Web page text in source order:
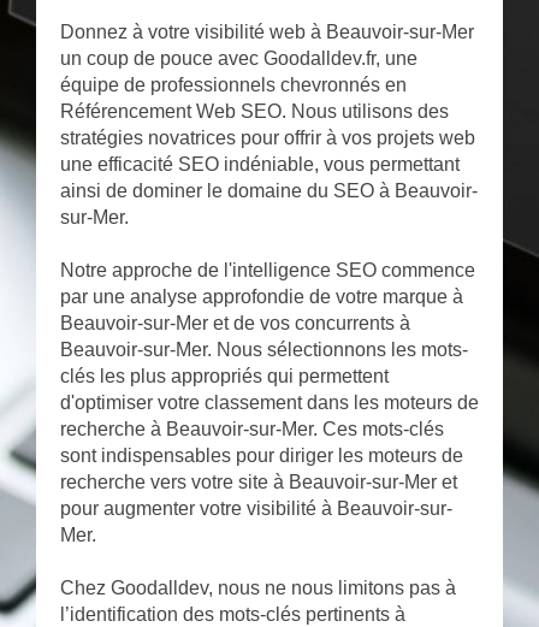
Donnez à votre visibilité web à Beauvoir-sur-Mer
un coup de pouce avec Goodalldev.fr, une
équipe de professionnels chevronnés en
Référencement Web SEO. Nous utilisons des
stratégies novatrices pour offrir à vos projets web
une efficacité SEO indéniable, vous permettant
ainsi de dominer le domaine du SEO à Beauvoir-
sur-Mer.
Notre approche de l'intelligence SEO commence
par une analyse approfondie de votre marque à
Beauvoir-sur-Mer et de vos concurrents à
Beauvoir-sur-Mer. Nous sélectionnons les mots-
clés les plus appropriés qui permettent
d'optimiser votre classement dans les moteurs de
recherche à Beauvoir-sur-Mer. Ces mots-clés
sont indispensables pour diriger les moteurs de
recherche vers votre site à Beauvoir-sur-Mer et
pour augmenter votre visibilité à Beauvoir-sur-
Mer.
Chez Goodalldev, nous ne nous limitons pas à
l’identification des mots-clés pertinents à